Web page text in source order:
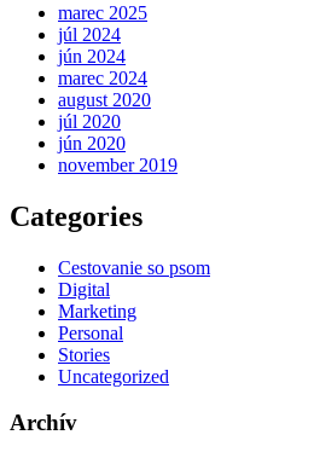
marec 2025
júl 2024
jún 2024
marec 2024
august 2020
júl 2020
jún 2020
november 2019
Categories
Cestovanie so psom
Digital
Marketing
Personal
Stories
Uncategorized
Archív